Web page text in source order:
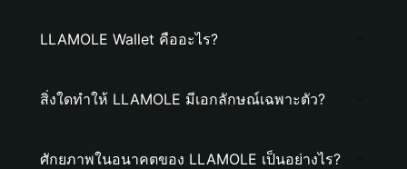
LLAMOLE Wallet คืออะไร?
สิ่งใดทำให้ LLAMOLE มีเอกลักษณ์เฉพาะตัว?
ศักยภาพในอนาคตของ LLAMOLE เป็นอย่างไร?